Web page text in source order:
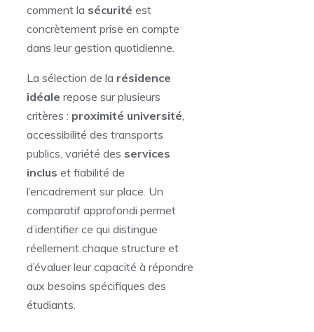
comment la sécurité est
concrètement prise en compte
dans leur gestion quotidienne.
La sélection de la résidence
idéale repose sur plusieurs
critères : proximité université,
accessibilité des transports
publics, variété des services
inclus et fiabilité de
l’encadrement sur place. Un
comparatif approfondi permet
d’identifier ce qui distingue
réellement chaque structure et
d’évaluer leur capacité à répondre
aux besoins spécifiques des
étudiants.